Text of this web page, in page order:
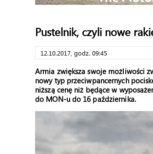
Pustelnik, czyli nowe
12.10.2017, godz. 09:45
Armia zwiększa swoje możliwości
nowy typ przeciwpancernych
niższą cenę niż będące w
do MON-u do 16 października.